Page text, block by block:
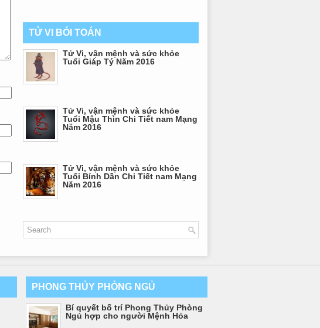
TỬ VI BÓI TOÁN
Tử Vi, vận mệnh và sức khỏe
Tuổi Giáp Tý Năm 2016
Tử Vi, vận mệnh và sức khỏe
Tuổi Mậu Thìn Chi Tiết nam Mạng
Năm 2016
Tử Vi, vận mệnh và sức khỏe
Tuổi Bính Dần Chi Tiết nam Mạng
Năm 2016
PHONG THỦY PHÒNG NGỦ
Bí quyết bố trí Phong Thủy Phòng
Ngủ hợp cho người Mệnh Hỏa